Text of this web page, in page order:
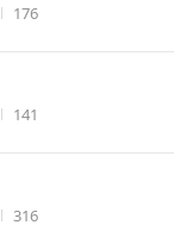
조회수
176
조회수
141
조회수
316